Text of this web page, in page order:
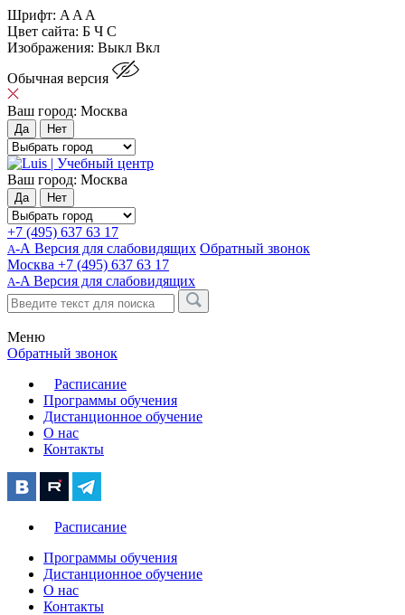
Шрифт: A A A
Цвет сайта: Б Ч С
Изображения: Выкл Вкл
Обычная версия
Ваш город: Москва
Да Нет
Ваш город: Москва
Да Нет
+7 (495) 637 63 17
А-А Версия для слабовидящих Обратный звонок
Москва +7 (495) 637 63 17
A-A Версия для слабовидящих
Меню
Обратный звонок
Расписание
Программы обучения
Дистанционное обучение
О нас
Контакты
Расписание
Программы обучения
Дистанционное обучение
О нас
Контакты